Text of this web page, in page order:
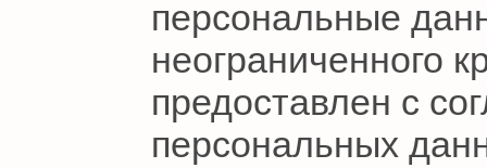
персональные
неограниченного
предоставлен с
персональных